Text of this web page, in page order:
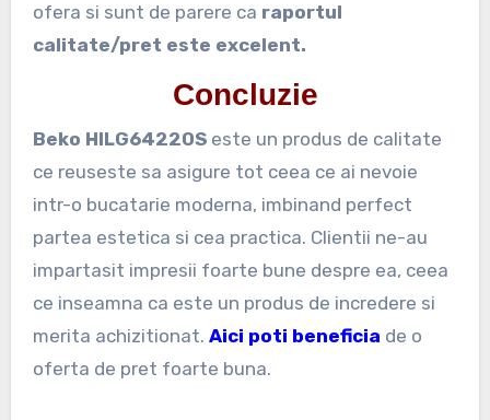
ofera si sunt de parere ca raportul
calitate/pret este excelent.
Concluzie
Beko HILG64220S este un produs de calitate
ce reuseste sa asigure tot ceea ce ai nevoie
intr-o bucatarie moderna, imbinand perfect
partea estetica si cea practica. Clientii ne-au
impartasit impresii foarte bune despre ea, ceea
ce inseamna ca este un produs de incredere si
merita achizitionat. Aici poti beneficia de o
oferta de pret foarte buna.